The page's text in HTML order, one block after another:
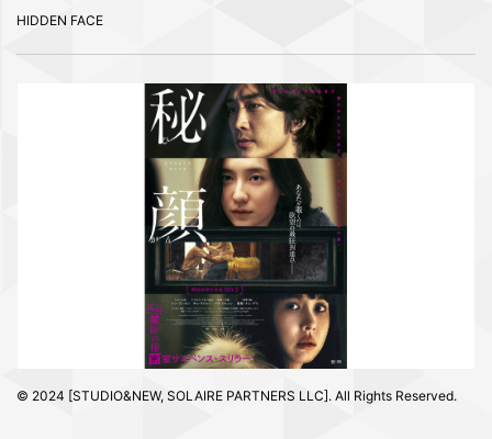
HIDDEN FACE
© 2024 [STUDIO&NEW, SOLAIRE PARTNERS LLC]. All Rights Reserved.